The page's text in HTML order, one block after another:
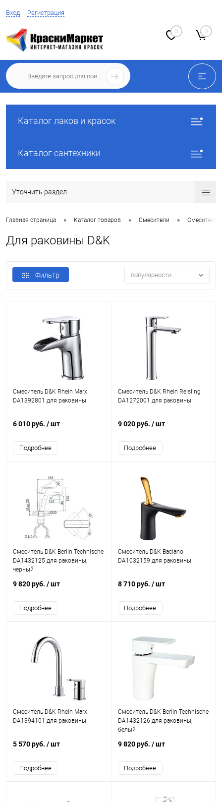
Вход Регистрация
0 0
Каталог лаков и красок
Каталог сантехники
Уточнить раздел
Главная страница • Каталог товаров • Смесители • Смесители
Для раковины D&K
Фильтр популярности
Смеситель D&K Rhein Marx
DA1392801 для раковины
6 010 руб. / шт
Подробнее
Смеситель D&K Rhein Reisling
DA1272001 для раковины
9 020 руб. / шт
Подробнее
Смеситель D&K Berlin Technische
DA1432125 для раковины,
черный
9 820 руб. / шт
Подробнее
Смеситель D&K Baciano
DA1032159 для раковины
8 710 руб. / шт
Подробнее
Смеситель D&K Rhein Marx
DA1394101 для раковины
5 570 руб. / шт
Подробнее
Смеситель D&K Berlin Technische
DA1432126 для раковины,
белый
9 820 руб. / шт
Подробнее